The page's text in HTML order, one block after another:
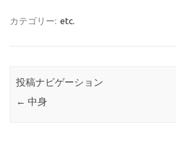
カテゴリー: etc.
投稿ナビゲーション
← 中身